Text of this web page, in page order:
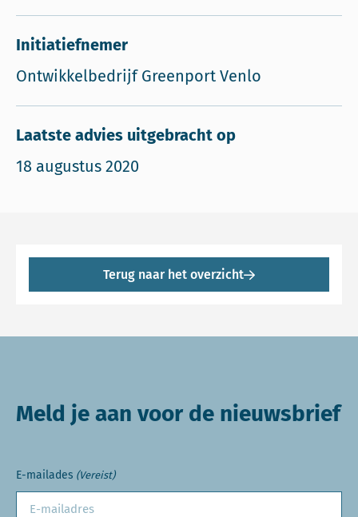
Initiatiefnemer
Ontwikkelbedrijf Greenport Venlo
Laatste advies uitgebracht op
18 augustus 2020
Terug naar het overzicht
Meld je aan voor de nieuwsbrief
E-mailades (Vereist)